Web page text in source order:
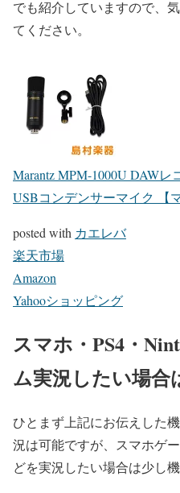
でも紹介していますので、
てください。
Marantz MPM-1000U DAW
USBコンデンサーマイク 【
posted with カエレバ
楽天市場
Amazon
Yahooショッピング
スマホ・PS4・
ム実況したい場合
ひとまず上記にお伝えした
況は可能ですが、スマホゲ
どを実況したい場合は少し